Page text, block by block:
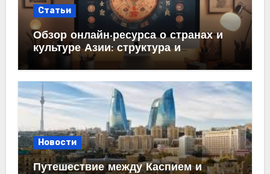
Статьи
Обзор онлайн-ресурса о странах и
культуре Азии: структура и
содержание
Новости
Путешествие между Каспием и